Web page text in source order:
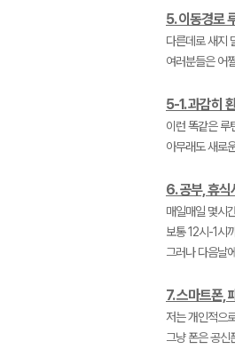
5. 이동경로
다른데로 새지
여러분들은 어
5-1. 과감히
이런 똑같은 루
아무래도 새로
6. 공부, 휴
매일매일 몇시
보통 12시-1시
그러나 다음날
7. 스마트폰,
저는 개인적으
그냥 폰은 공신